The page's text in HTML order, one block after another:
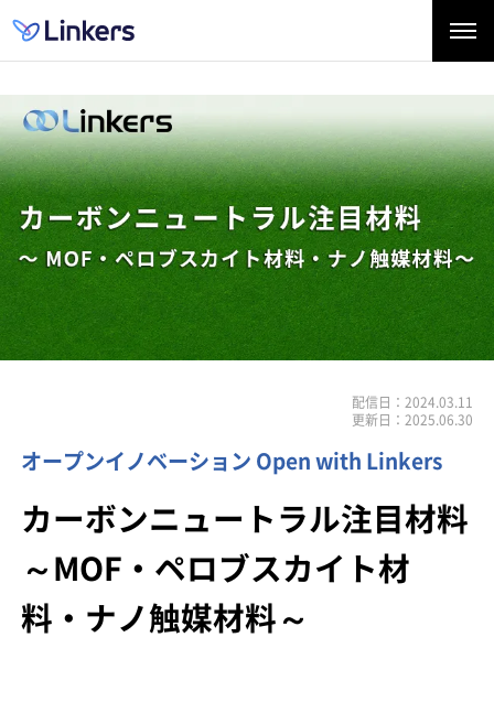
配信日：2024.03.11
更新日：2025.06.30
オープンイノベーション Open with Linkers
カーボンニュートラル注目材料
～MOF・ペロブスカイト材
料・ナノ触媒材料～